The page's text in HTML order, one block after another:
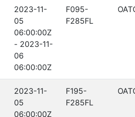
2023-11-
05
06:00:00Z
- 2023-11-
06
06:00:00Z
F095-
F285FL
2023-11-
05
06:00:00Z
F195-
F285FL